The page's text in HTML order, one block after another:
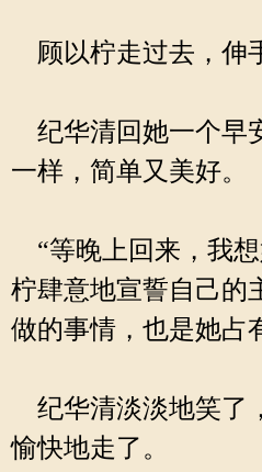
顾以柠走过去，伸
纪华清回她一个早
一样，简单又美好。
“等晚上回来，我
柠肆意地宣誓自己的
做的事情，也是她占
纪华清淡淡地笑了
愉快地走了。